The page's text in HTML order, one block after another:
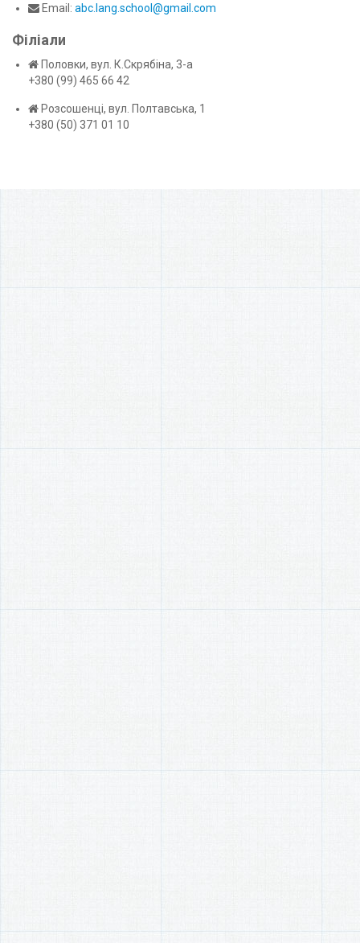
Email: abc.lang.school@gmail.com
Філіали
Половки, вул. К.Скрябіна, 3-а
+380 (99) 465 66 42
Розсошенці, вул. Полтавська, 1
+380 (50) 371 01 10